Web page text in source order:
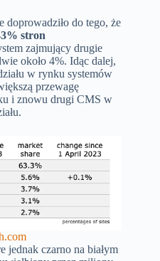
doprowadziło do tego, że
stron
zajmujący drugie
około 4%. Idąc dalej,
w rynku systemów
przewagę
i znowu drugi CMS w
jednak czarno na białym